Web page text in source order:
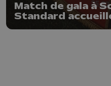
Match de gala à
Standard